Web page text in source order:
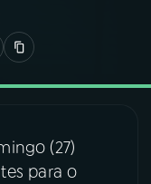
(27)
para o